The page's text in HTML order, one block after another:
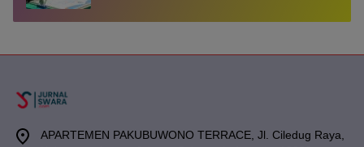
APARTEMEN PAKUBUWONO TERRACE, Jl. Ciledug Raya,